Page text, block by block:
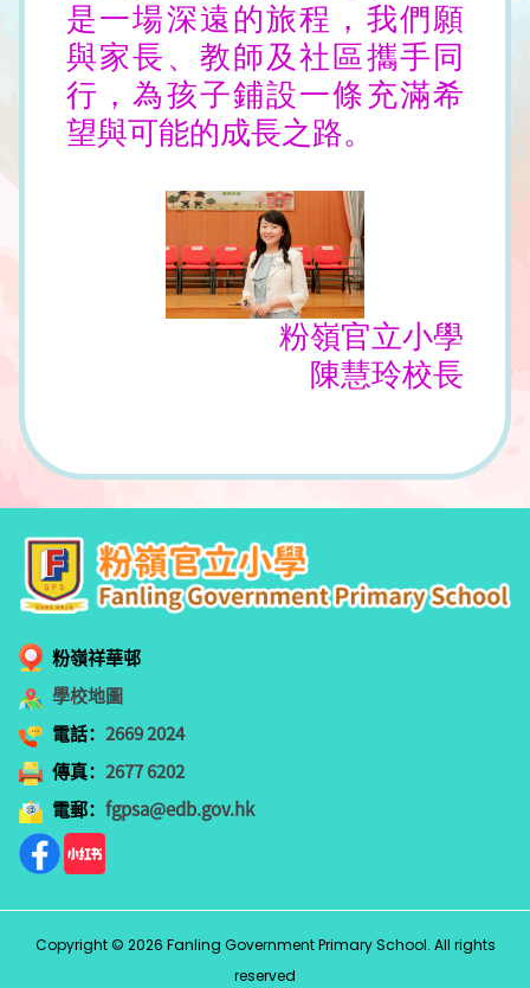
是一場深遠的旅程，我們願
與家長、教師及社區攜手同
行，為孩子鋪設一條充滿希
望與可能的成長之路。
粉嶺官立小學
陳慧玲校長
粉嶺祥華邨
學校地圖
電話：2669 2024
傳真：2677 6202
電郵：fgpsa@edb.gov.hk
Copyright © 2026 Fanling Government Primary School. All rights
reserved